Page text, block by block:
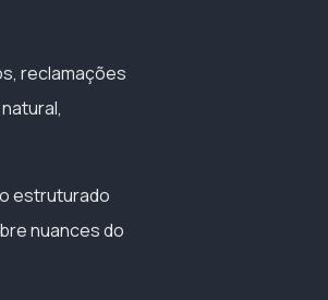
reclamações
estruturado
nuances do